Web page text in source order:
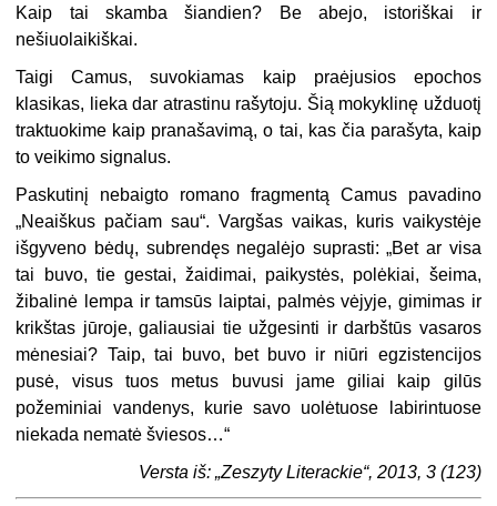
Kaip tai skamba šiandien? Be abejo, istoriškai ir
nešiuolaikiškai.
Taigi Camus, suvokiamas kaip praėjusios epochos
klasikas, lieka dar atrastinu rašytoju. Šią mokyklinę užduotį
traktuokime kaip pranašavimą, o tai, kas čia parašyta, kaip
to veikimo signalus.
Paskutinį nebaigto romano fragmentą Camus pavadino
„Neaiškus pačiam sau“. Vargšas vaikas, kuris vaikystėje
išgyveno bėdų, subrendęs negalėjo suprasti: „Bet ar visa
tai buvo, tie gestai, žaidimai, paikystės, polėkiai, šeima,
žibalinė lempa ir tamsūs laiptai, palmės vėjyje, gimimas ir
krikštas jūroje, galiausiai tie užgesinti ir darbštūs vasaros
mėnesiai? Taip, tai buvo, bet buvo ir niūri egzistencijos
pusė, visus tuos metus buvusi jame giliai kaip gilūs
požeminiai vandenys, kurie savo uolėtuose labirintuose
niekada nematė šviesos…“
Versta iš: „Zeszyty Literackie“, 2013, 3 (123)